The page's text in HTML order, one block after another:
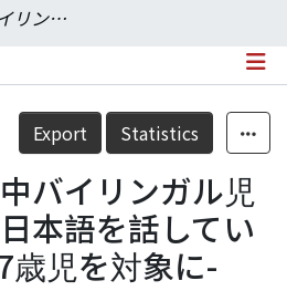
台湾在住の日中バイリンガル児はどのような日本語を話しているのか-8名の7歳児を対象に-
Details
Export Statistics
バイリンガル児
本語を話してい
歳児を対象に-